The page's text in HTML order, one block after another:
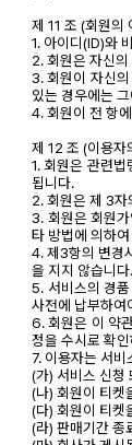
제 11 조 (회원의
1. 아이디(ID)와
2. 회원은 자신
3. 회원이 자신
있는 경우에는
4. 회원이 전 항
제 12 조 (이용자
1. 회원은 관련
됩니다.
2. 회원은 제 3자
3. 회원은 회원
타 방법에 의하
4. 제3항의 변경
을 지지 않습니다.
5. 서비스의 경
사전에 납부하여
6. 회원은 이 약
정을 수시로 확
7. 이용자는 서
(가) 서비스 신청
(나) 회원이 티켓
(다) 회원이 티켓
(라) 판매기간 종